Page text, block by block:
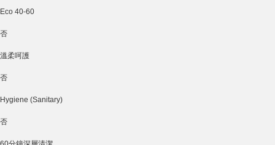
Eco 40-60
否
溫柔呵護
否
Hygiene (Sanitary)
否